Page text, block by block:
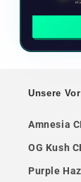
Unsere
Amnesia
OG Kush
Purple